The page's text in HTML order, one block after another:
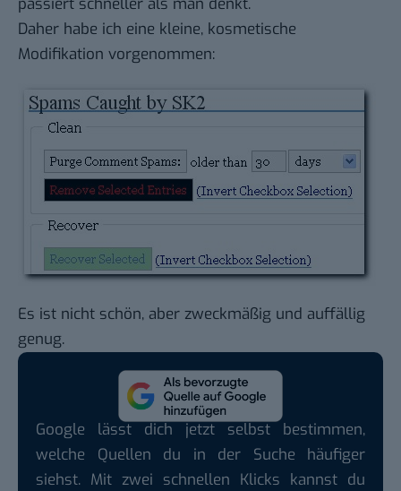
passiert schneller als man denkt.
Daher habe ich eine kleine, kosmetische
Modifikation vorgenommen:
Es ist nicht schön, aber zweckmäßig und auffällig
genug.
Google lässt dich jetzt selbst bestimmen,
welche Quellen du in der Suche häufiger
siehst. Mit zwei schnellen Klicks kannst du